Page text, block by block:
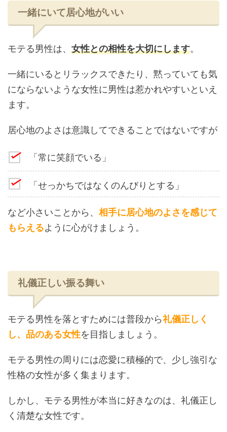
一緒にいて居心地がいい
モテる男性は、 女性との相性を大切にします。
一緒にいるとリラックスできたり、黙っていても気
にならないような女性に男性は惹かれやすいといえ
ます。
居心地のよさは意識してできることではないですが
「常に笑顔でいる」
「せっかちではなくのんびりとする」
など小さいことから、 相手に居心地のよさを感じて
もらえるように心がけましょう。
礼儀正しい振る舞い
モテる男性を落とすためには普段から礼儀正しく
し、品のある女性を目指しましょう。
モテる男性の周りには恋愛に積極的で、少し強引な
性格の女性が多く集まります。
しかし、モテる男性が本当に好きなのは、礼儀正し
く清楚な女性です。